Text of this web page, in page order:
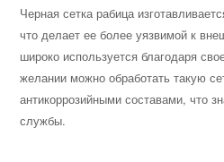
Черная сетка рабица
что делает ее более уязвимой к
широко используется благодаря
желании можно обработать такую
антикоррозийными составами, что
службы.